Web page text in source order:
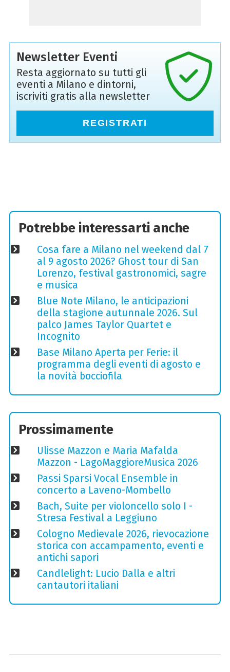
Newsletter Eventi
Resta aggiornato su tutti gli
eventi a Milano e dintorni,
iscriviti gratis alla newsletter
REGISTRATI
Potrebbe interessarti anche
Cosa fare a Milano nel weekend dal 7
al 9 agosto 2026? Ghost tour di San
Lorenzo, festival gastronomici, sagre
e musica
Blue Note Milano, le anticipazioni
della stagione autunnale 2026. Sul
palco James Taylor Quartet e
Incognito
Base Milano Aperta per Ferie: il
programma degli eventi di agosto e
la novità bocciofila
Prossimamente
Ulisse Mazzon e Maria Mafalda
Mazzon - LagoMaggioreMusica 2026
Passi Sparsi Vocal Ensemble in
concerto a Laveno-Mombello
Bach, Suite per violoncello solo I -
Stresa Festival a Leggiuno
Cologno Medievale 2026, rievocazione
storica con accampamento, eventi e
antichi sapori
Candlelight: Lucio Dalla e altri
cantautori italiani